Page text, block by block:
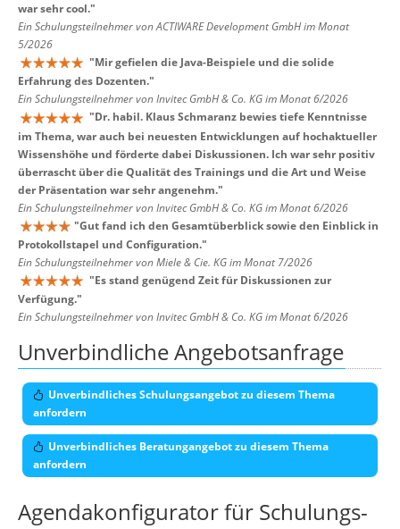
war sehr cool."
Ein Schulungsteilnehmer von ACTIWARE Development GmbH im Monat
5/2026
"Mir gefielen die Java-Beispiele und die solide
Erfahrung des Dozenten."
Ein Schulungsteilnehmer von Invitec GmbH & Co. KG im Monat 6/2026
"Dr. habil. Klaus Schmaranz bewies tiefe Kenntnisse
im Thema, war auch bei neuesten Entwicklungen auf hochaktueller
Wissenshöhe und förderte dabei Diskussionen. Ich war sehr positiv
überrascht über die Qualität des Trainings und die Art und Weise
der Präsentation war sehr angenehm."
Ein Schulungsteilnehmer von Invitec GmbH & Co. KG im Monat 6/2026
"Gut fand ich den Gesamtüberblick sowie den Einblick in
Protokollstapel und Configuration."
Ein Schulungsteilnehmer von Miele & Cie. KG im Monat 7/2026
"Es stand genügend Zeit für Diskussionen zur
Verfügung."
Ein Schulungsteilnehmer von Invitec GmbH & Co. KG im Monat 6/2026
Unverbindliche Angebotsanfrage
Unverbindliches Schulungsangebot zu diesem Thema
anfordern
Unverbindliches Beratungangebot zu diesem Thema
anfordern
Agendakonfigurator für Schulungs-